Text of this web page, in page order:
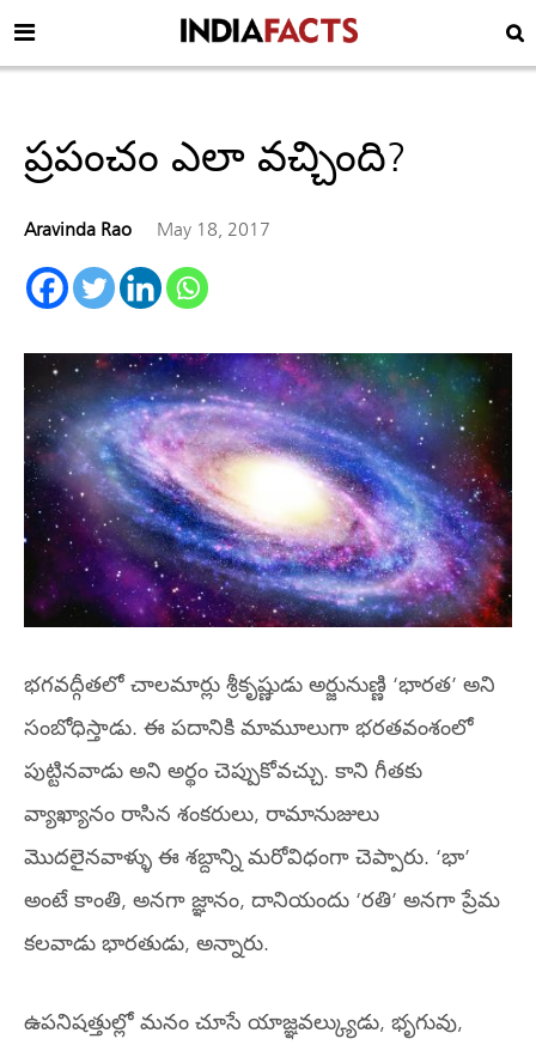
ప్రపంచం ఎలా వచ్చింది?
Aravinda Rao May 18, 2017
భగవద్గీతలో చాలమార్లు శ్రీకృష్ణుడు అర్జునుణ్ణి ‘భారత’ అని
సంబోధిస్తాడు. ఈ పదానికి మామూలుగా భరతవంశంలో
పుట్టినవాడు అని అర్థం చెప్పుకోవచ్చు. కాని గీతకు
వ్యాఖ్యానం రాసిన శంకరులు, రామానుజులు
మొదలైనవాళ్ళు ఈ శబ్దాన్ని మరోవిధంగా చెప్పారు. ‘భా’
అంటే కాంతి, అనగా జ్ఞానం, దానియందు ‘రతి’ అనగా ప్రేమ
కలవాడు భారతుడు, అన్నారు.
ఉపనిషత్తుల్లో మనం చూసే యాజ్ఞవల్క్యుడు, భృగువు,